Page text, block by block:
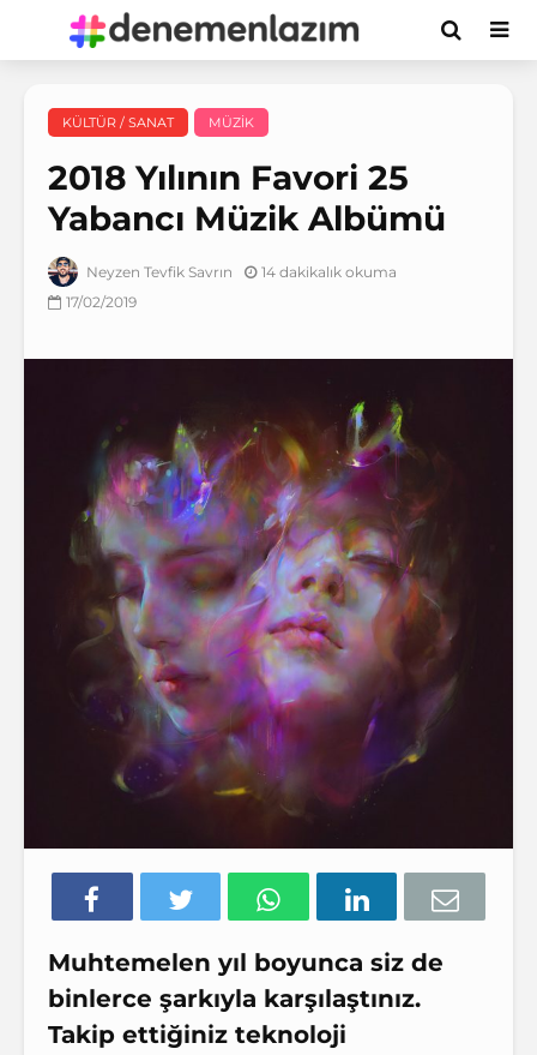
KÜLTÜR / SANAT MÜZIK
2018 Yılının Favori 25
Yabancı Müzik Albümü
Neyzen Tevfik Savrın
14 dakikalık okuma
17/02/2019
Muhtemelen yıl boyunca siz de
binlerce şarkıyla karşılaştınız.
Takip ettiğiniz teknoloji